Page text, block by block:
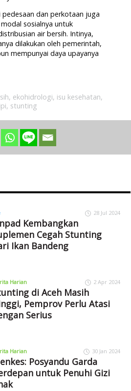
dan perkotaan juga
sosialnya untuk
air bersih. Intinya,
dilakukan oleh pemerintah,
mempunyai daya upayanya
, ekohidrologi, isu kesehatan,
, stunting
28 Jul 2024
Kembangkan
Cegah Stunting
Ikan Bandeng
Harian 2 Apr 2024
di Aceh Masih
Pemprov Perlu Atasi
Serius
Harian 30 Jan 2024
Posyandu Garda
untuk Penuhi Gizi